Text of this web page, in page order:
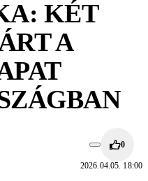
KÉT
A
0
2026.04.05. 18:00